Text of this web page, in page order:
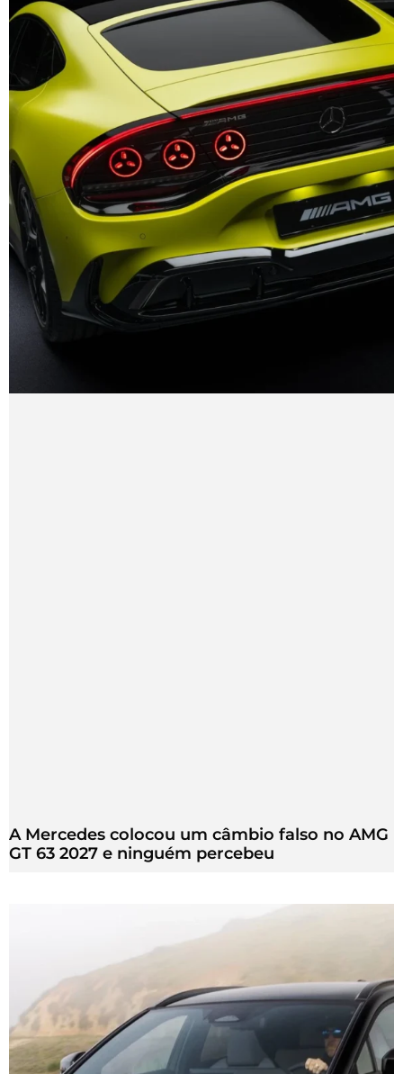
A Mercedes colocou um câmbio falso no AMG
GT 63 2027 e ninguém percebeu